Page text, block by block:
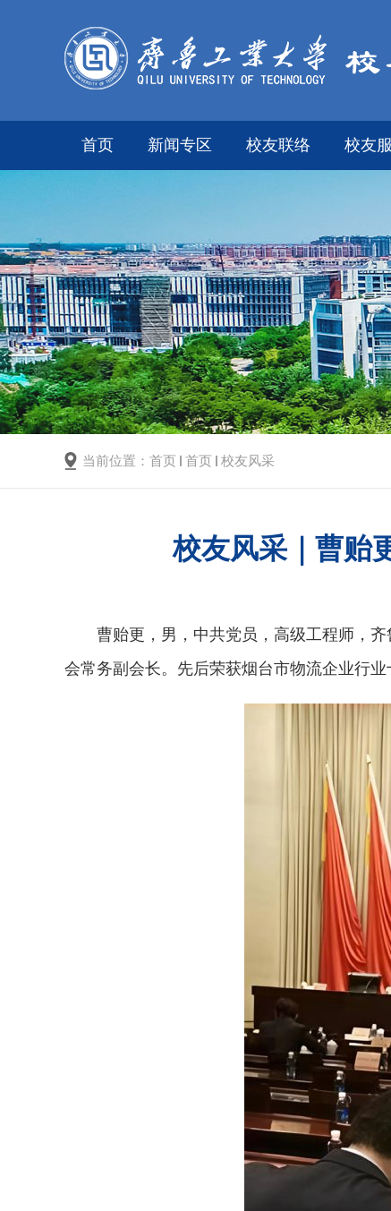
首页 新闻专区 校友联络 校友
当前位置： 首页 首页 校友风采
校友风采｜曹贻
曹贻更，男，中共党员，高级工程师，
会常务副会长。先后荣获烟台市物流企业行